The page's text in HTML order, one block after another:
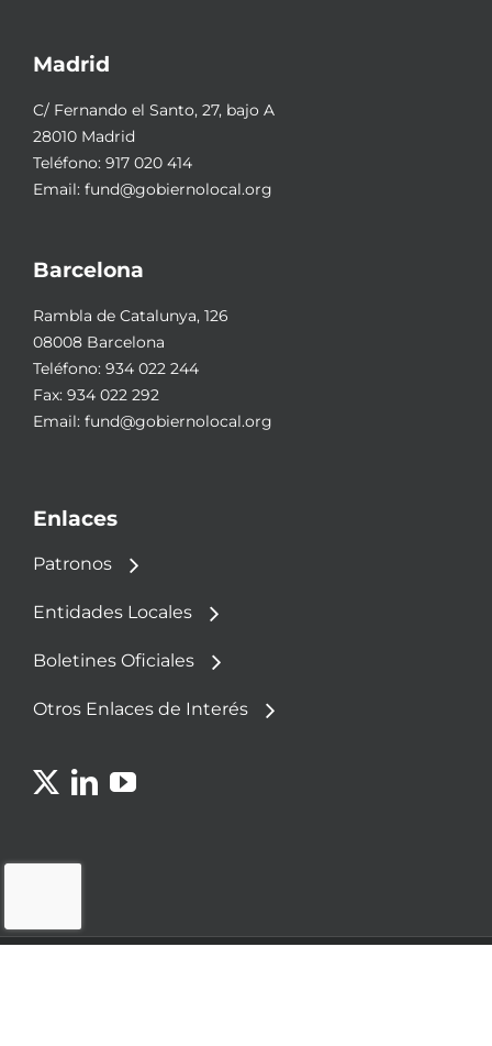
Madrid
C/ Fernando el Santo, 27, bajo A
28010 Madrid
Teléfono: 917 020 414
Email: fund@gobiernolocal.org
Barcelona
Rambla de Catalunya, 126
08008 Barcelona
Teléfono: 934 022 244
Fax: 934 022 292
Email: fund@gobiernolocal.org
Enlaces
Patronos
Entidades Locales
Boletines Oficiales
Otros Enlaces de Interés